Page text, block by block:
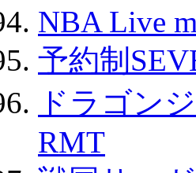
NBA Live
予約制
ドラゴン
RMT